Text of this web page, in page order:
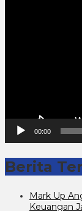
00:00
Berita
Mark Up
Keuangan